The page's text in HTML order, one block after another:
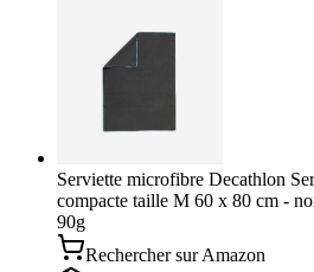
Serviette microfibre Decathlon
compacte taille M 60 x 80 cm -
90g
Rechercher sur Amazon